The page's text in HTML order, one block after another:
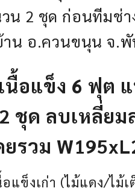
น 2 ชุด ก่อนทีมช่
าน อ.ควนขนุน จ.พั
นื้อแข็ง 6 ฟุต
ชุด ลบเหลี่ย
รวม
แข็งเก่า (ไม้แดง/ไม้